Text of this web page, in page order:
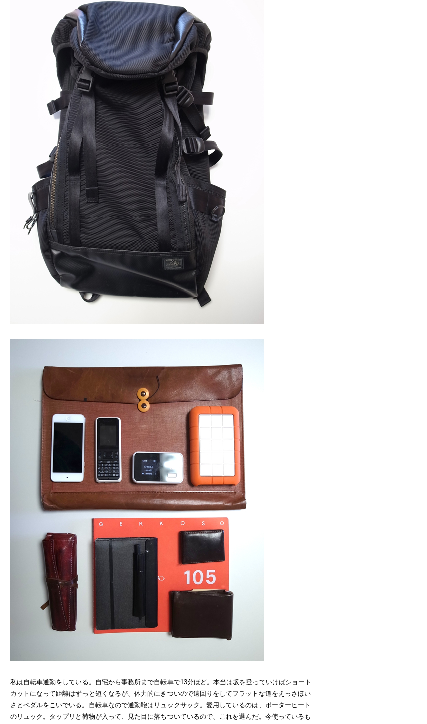
私は自転車通勤をしている。自宅から事務所まで自転車で13分ほど。本当は坂を登っていけばショート
カットになって距離はずっと短くなるが、体力的にきついので遠回りをしてフラットな道をえっさほい
さとペダルをこいでいる。自転車なので通勤鞄はリュックサック。愛用しているのは、ポーターヒート
のリュック。タップリと荷物が入って、見た目に落ちついているので、これを選んだ。今使っているも